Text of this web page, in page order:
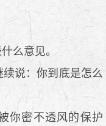
么意见。
说：你到底是怎么
你密不透风的保护